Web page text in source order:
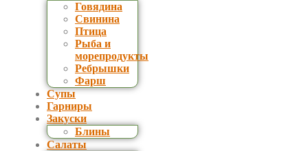
Говядина
Свинина
Птица
Рыба и
морепродукты
Ребрышки
Фарш
Супы
Гарниры
Закуски
Блины
Салаты